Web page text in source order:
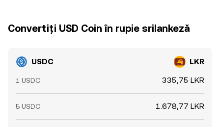
Convertiți USD Coin în rupie srilankeză
USDC LKR
1 USDC 335,75 LKR
5 USDC 1.678,77 LKR